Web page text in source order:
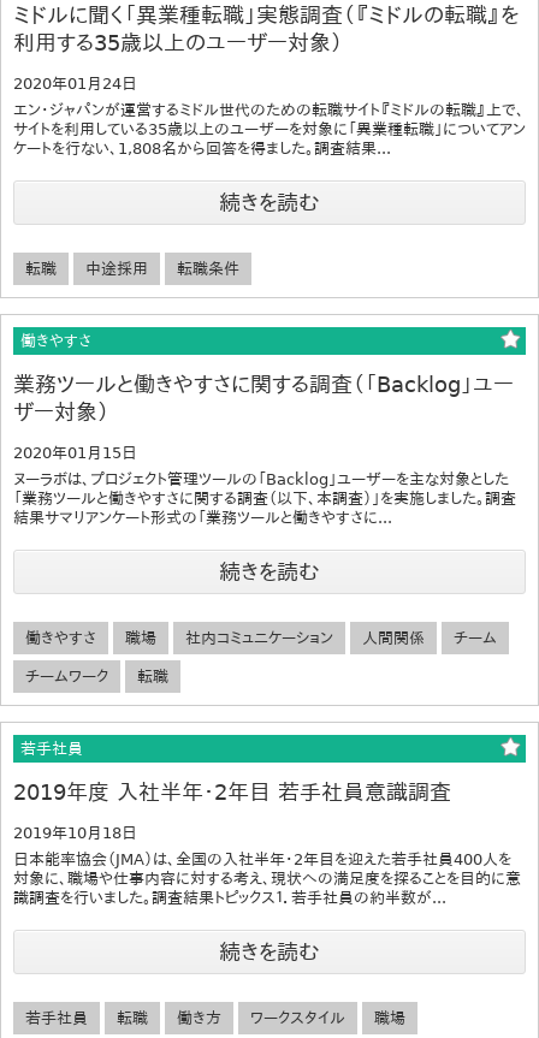
ミドルに聞く「異業種転職」実態調査（『ミドルの転職』を
利用する35歳以上のユーザー対象）
2020年01月24日
エン・ジャパンが運営するミドル世代のための転職サイト『ミドルの転職』上で、
サイトを利用している35歳以上のユーザーを対象に「異業種転職」についてアン
ケートを行ない、1,808名から回答を得ました。調査結果...
続きを読む
転職 中途採用 転職条件
働きやすさ
業務ツールと働きやすさに関する調査（「Backlog」ユー
ザー対象）
2020年01月15日
ヌーラボは、プロジェクト管理ツールの「Backlog」ユーザーを主な対象とした
「業務ツールと働きやすさに関する調査（以下、本調査）」を実施しました。調査
結果サマリアンケート形式の「業務ツールと働きやすさに...
続きを読む
働きやすさ 職場 社内コミュニケーション 人間関係 チーム
チームワーク 転職
若手社員
2019年度 入社半年・2年目 若手社員意識調査
2019年10月18日
日本能率協会（JMA）は、全国の入社半年・2年目を迎えた若手社員400人を
対象に、職場や仕事内容に対する考え、現状への満足度を探ることを目的に意
識調査を行いました。調査結果トピックス１．若手社員の約半数が...
続きを読む
若手社員 転職 働き方 ワークスタイル 職場